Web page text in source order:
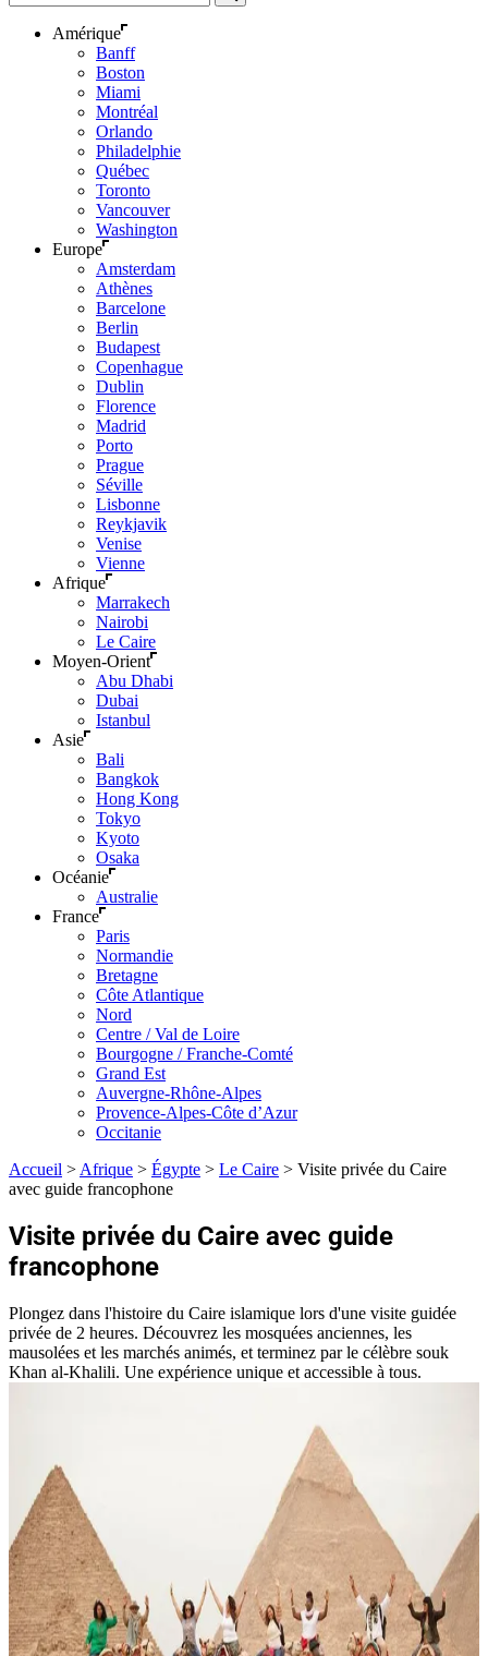
Amérique
Banff
Boston
Miami
Montréal
Orlando
Philadelphie
Québec
Toronto
Vancouver
Washington
Europe
Amsterdam
Athènes
Barcelone
Berlin
Budapest
Copenhague
Dublin
Florence
Madrid
Porto
Prague
Séville
Lisbonne
Reykjavik
Venise
Vienne
Afrique
Marrakech
Nairobi
Le Caire
Moyen-Orient
Abu Dhabi
Dubai
Istanbul
Asie
Bali
Bangkok
Hong Kong
Tokyo
Kyoto
Osaka
Océanie
Australie
France
Paris
Normandie
Bretagne
Côte Atlantique
Nord
Centre / Val de Loire
Bourgogne / Franche-Comté
Grand Est
Auvergne-Rhône-Alpes
Provence-Alpes-Côte d’Azur
Occitanie
Accueil > Afrique > Égypte > Le Caire > Visite privée du Caire
avec guide francophone
Visite privée du Caire avec guide
francophone
Plongez dans l'histoire du Caire islamique lors d'une visite guidée
privée de 2 heures. Découvrez les mosquées anciennes, les
mausolées et les marchés animés, et terminez par le célèbre souk
Khan al-Khalili. Une expérience unique et accessible à tous.